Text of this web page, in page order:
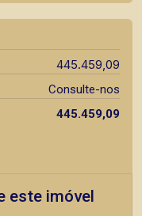
445.459,09
Consulte-nos
445.459,09
este imóvel